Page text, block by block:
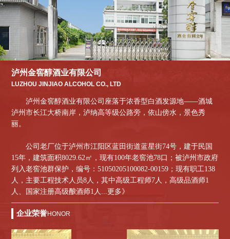
泸州金窖醇酒业有限公司
LUZHOU JINJIAO ALCOHOL CO., LTD
泸州金窖醇酒业有限公司座落于浓香型白酒发源地——酒城
泸州市长江大桥南岸，泸纳高等级公路旁，依山傍水，景色秀
丽。
公司老厂位于泸州市江阳区蓝田街道蓝星街74号，建于民国
15年，建筑面积8029.62㎡，现有100年老窖池78口；被泸州市政府
列入老窖池群保护，编号：51050205100082-00159；现有职工138
人，主要工程技术人员8人，其中高级工程师7人，高级品酒师1
人、国家注册高级酿酒师1人...更多》
企业荣誉HONOR